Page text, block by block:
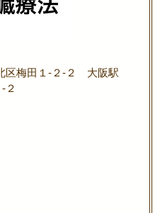
区梅田１-２-２ 大阪駅
２